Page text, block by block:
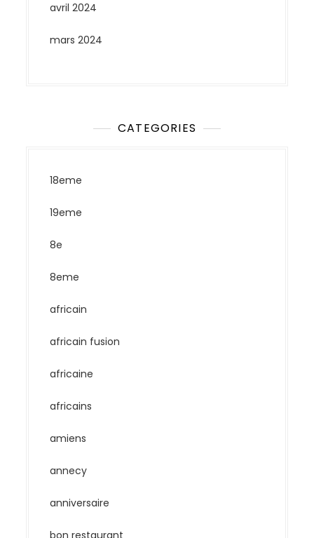
avril 2024
mars 2024
CATEGORIES
18eme
19eme
8e
8eme
africain
africain fusion
africaine
africains
amiens
annecy
anniversaire
bon restaurant